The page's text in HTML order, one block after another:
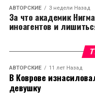
АВТОРСКИЕ 3 недели Назад
За что академик
иноагентов и
АВТОРСКИЕ 11 лет Назад
В Коврове
девушку